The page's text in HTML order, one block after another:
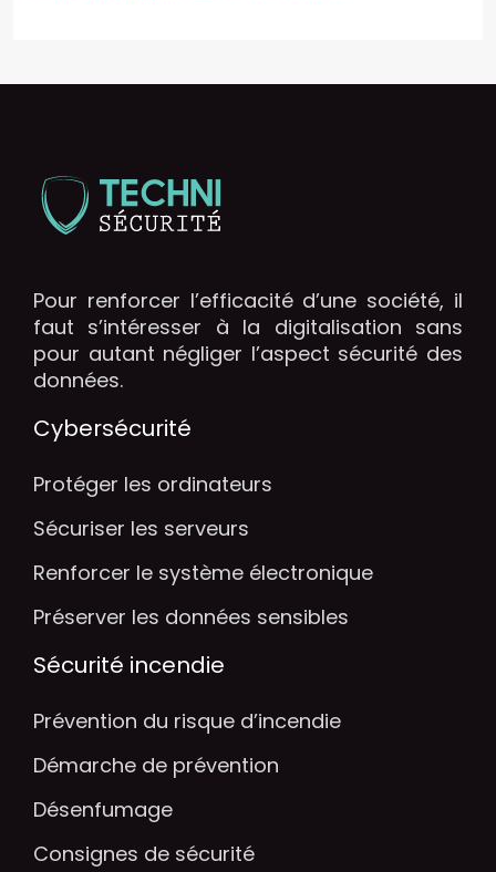
Pour renforcer l’efficacité d’une société, il
faut s’intéresser à la digitalisation sans
pour autant négliger l’aspect sécurité des
données.
Cybersécurité
Protéger les ordinateurs
Sécuriser les serveurs
Renforcer le système électronique
Préserver les données sensibles
Sécurité incendie
Prévention du risque d’incendie
Démarche de prévention
Désenfumage
Consignes de sécurité